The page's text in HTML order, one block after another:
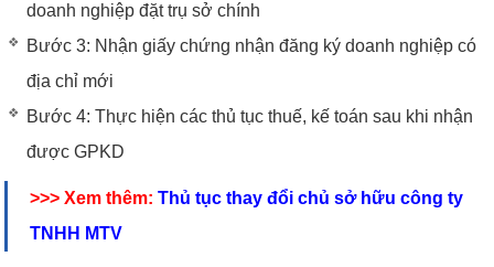
doanh nghiệp đặt trụ sở chính
Bước 3: Nhận giấy chứng nhận đăng ký doanh nghiệp có
địa chỉ mới
Bước 4: Thực hiện các thủ tục thuế, kế toán sau khi nhận
được GPKD
>>> Xem thêm: Thủ tục thay đổi chủ sở hữu công ty
TNHH MTV